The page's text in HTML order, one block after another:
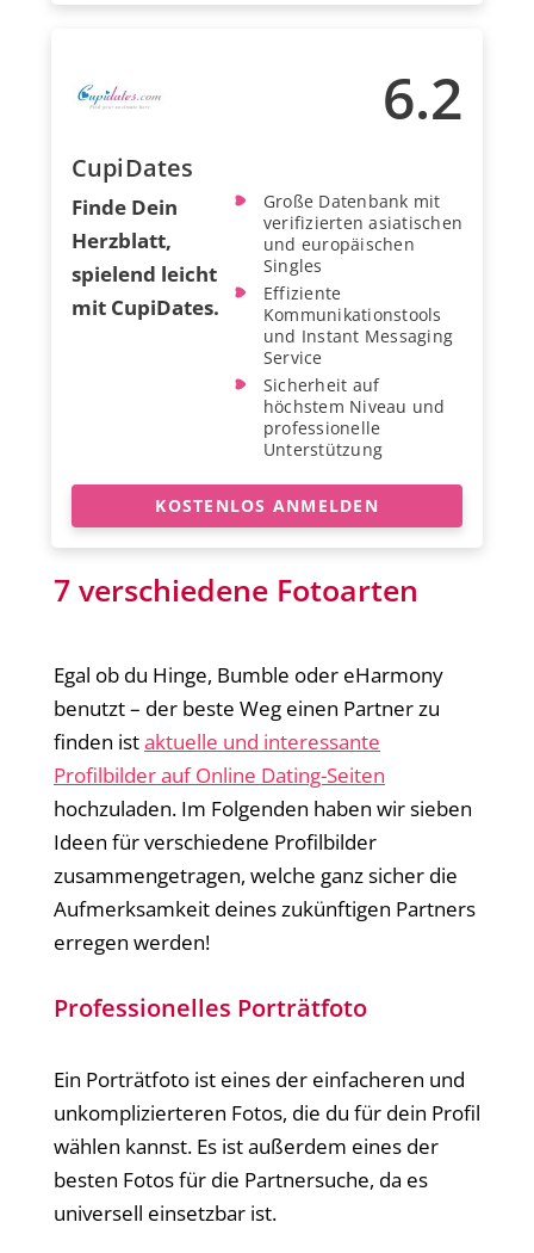
6.2
CupiDates
Finde Dein
Herzblatt,
spielend leicht
mit CupiDates.
Große Datenbank mit
verifizierten asiatischen
und europäischen
Singles
Effiziente
Kommunikationstools
und Instant Messaging
Service
Sicherheit auf
höchstem Niveau und
professionelle
Unterstützung
KOSTENLOS ANMELDEN
7 verschiedene Fotoarten
Egal ob du Hinge, Bumble oder eHarmony
benutzt – der beste Weg einen Partner zu
finden istaktuelle und interessante
Profilbilder auf Online Dating-Seiten
hochzuladen. Im Folgenden haben wir sieben
Ideen für verschiedene Profilbilder
zusammengetragen, welche ganz sicher die
Aufmerksamkeit deines zukünftigen Partners
erregen werden!
Professionelles Porträtfoto
Ein Porträtfoto ist eines der einfacheren und
unkomplizierteren Fotos, die du für dein Profil
wählen kannst. Es ist außerdem eines der
besten Fotos für die Partnersuche, da es
universell einsetzbar ist.